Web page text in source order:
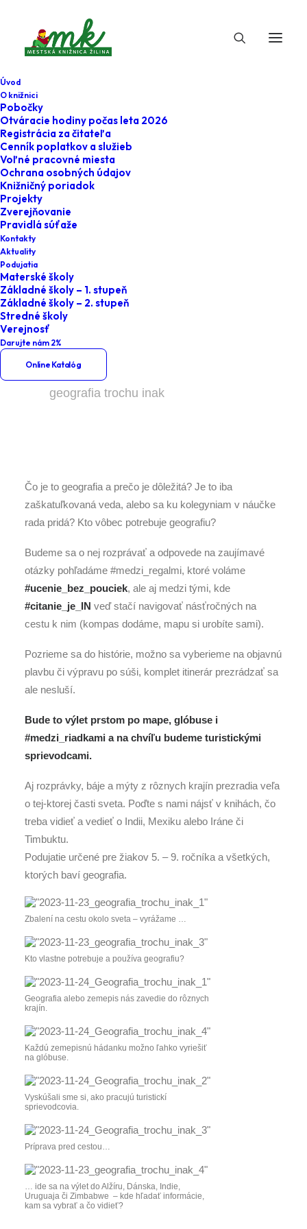
Úvod
O knižnici
Pobočky
Otváracie hodiny počas leta 2026
Registrácia za čitateľa
Cenník poplatkov a služieb
Voľné pracovné miesta
Ochrana osobných údajov
Knižničný poriadok
Projekty
Zverejňovanie
Pravidlá súťaže
Kontakty
Aktuality
Podujatia
Materské školy
Základné školy – 1. stupeň
Základné školy – 2. stupeň
Stredné školy
Verejnosť
Darujte nám 2%
Online Katalóg
#medzi_riadkami
geografia trochu
inak
Home
Podujatia
#medzi_riadkami okolo sveta alebo
geografia trochu inak
Čo je to geografia a prečo je dôležitá? Je to iba
zaškatuľkovaná veda, alebo sa ku kolegyniam v náučke
rada pridá? Kto vôbec potrebuje geografiu?
Budeme sa o nej rozprávať a odpovede na zaujímavé
otázky pohľadáme #medzi_regalmi, ktoré voláme
#ucenie_bez_pouciek, ale aj medzi tými, kde
#citanie_je_IN veď stačí navigovať násťročných na
cestu k nim (kompas dodáme, mapu si urobíte sami).
Pozrieme sa do histórie, možno sa vyberieme na objavnú
plavbu či výpravu po súši, komplet itinerár prezrádzať sa
ale nesluší.
Bude to výlet prstom po mape, glóbuse i
#medzi_riadkami a na chvíľu budeme turistickými
sprievodcami.
Aj rozprávky, báje a mýty z rôznych krajín prezradia veľa
o tej-ktorej časti sveta. Poďte s nami nájsť v knihách, čo
treba vidieť a vedieť o Indii, Mexiku alebo Iráne či
Timbuktu.
Podujatie určené pre žiakov 5. – 9. ročníka a všetkých,
ktorých baví geografia.
Zbalení na cestu okolo sveta – vyrážame …
Kto vlastne potrebuje a používa geografiu?
Geografia alebo zemepis nás zavedie do rôznych
krajín.
Každú zemepisnú hádanku možno ľahko vyriešiť
na glóbuse.
Vyskúšali sme si, ako pracujú turistickí
sprievodcovia.
Príprava pred cestou…
… ide sa na výlet do Alžíru, Dánska, Indie,
Uruguaja či Zimbabwe – kde hľadať informácie,
kam sa vybrať a čo vidieť?